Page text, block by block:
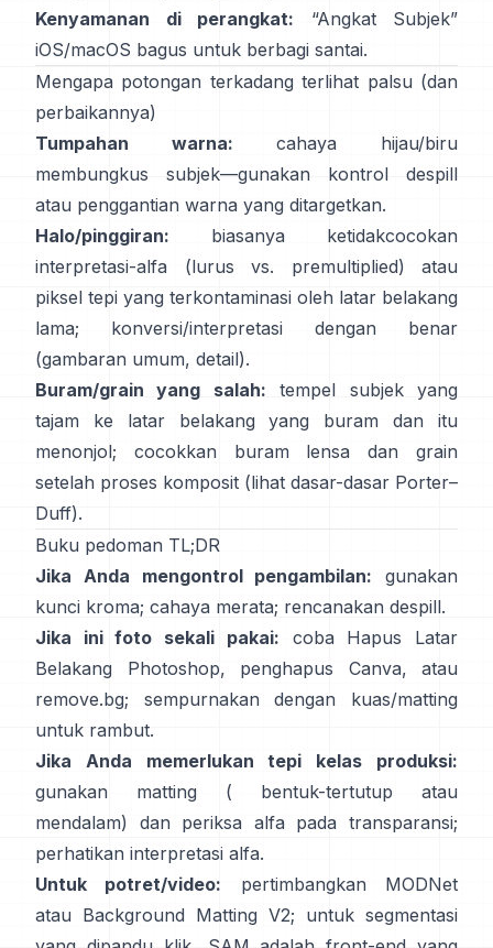
Kenyamanan di perangkat: “Angkat Subjek”
iOS/macOS bagus untuk berbagi santai.
Mengapa potongan terkadang terlihat palsu (dan
perbaikannya)
Tumpahan warna: cahaya hijau/biru
membungkus subjek—gunakan
kontrol despill
atau penggantian warna yang ditargetkan.
Halo/pinggiran: biasanya ketidakcocokan
interpretasi-alfa (lurus vs. premultiplied) atau
piksel tepi yang terkontaminasi oleh latar belakang
lama; konversi/interpretasi dengan benar
(gambaran umum, detail).
Buram/grain yang salah: tempel subjek yang
tajam ke latar belakang yang buram dan itu
menonjol; cocokkan buram lensa dan grain
setelah proses komposit (lihat dasar-dasar Porter–
Duff).
Buku pedoman TL;DR
Jika Anda mengontrol pengambilan: gunakan
kunci kroma; cahaya merata; rencanakan despill.
Jika ini foto sekali pakai: coba Hapus Latar
Belakang Photoshop, penghapus Canva, atau
remove.bg; sempurnakan dengan kuas/matting
untuk rambut.
Jika Anda memerlukan tepi kelas produksi:
gunakan matting (
bentuk-tertutup
atau
mendalam) dan periksa alfa pada transparansi;
perhatikan interpretasi alfa.
Untuk potret/video: pertimbangkan
MODNet
atau Background Matting V2; untuk segmentasi